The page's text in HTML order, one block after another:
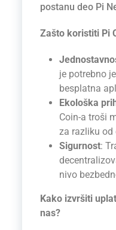
postanu deo Pi
Zašto koristiti Pi
je potrebno
besplatna
Ekološka
Coin-a troši
za razliku
Sigurnost:
nivo
Kako izvršiti
nas?